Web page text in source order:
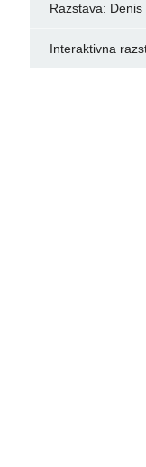
Razstava:
Interaktivna